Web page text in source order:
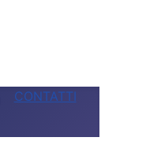
CONTATTI